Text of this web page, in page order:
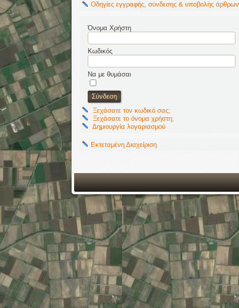
Οδηγίες εγγραφής, σύνδεσης & υποβολής άρθρων
Όνομα Χρήστη
Κωδικός
Να με θυμάσαι
Ξεχάσατε τον κωδικό σας;
Ξεχάσατε το όνομα χρήστη;
Δημιουργία λογαριασμού
Εκτεταμένη Διαχείριση